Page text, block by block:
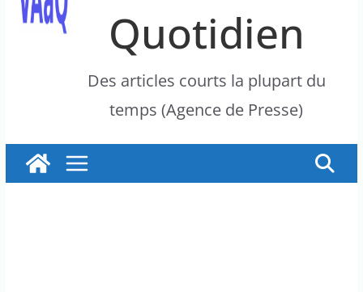
Quotidien
Des articles courts la plupart du
temps (Agence de Presse)